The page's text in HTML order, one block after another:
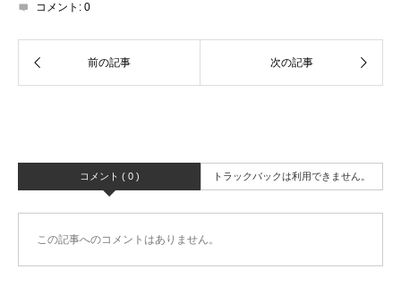
コメント: 0
コメント ( 0 ) トラックバックは利用できません。
この記事へのコメントはありません。